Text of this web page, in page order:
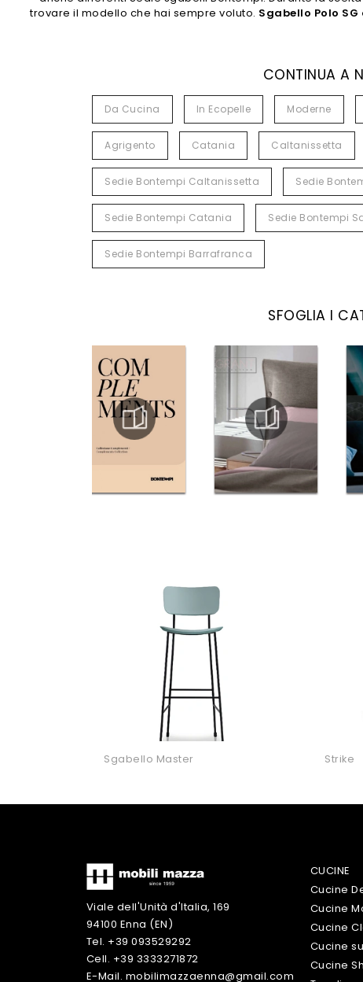
trovare il modello che hai sempre voluto. Sgabello Polo
CONTINUA A
Da Cucina In Ecopelle Moderne
Agrigento Catania Caltanissetta
Sedie Bontempi Caltanissetta Sedie
Sedie Bontempi Catania Sedie Bontempi
Sedie Bontempi Barrafranca
SFOGLIA I
Sgabello Master Strike
Viale dell'Unità d'Italia, 169
94100 Enna (EN)
Tel. +39 093529292
Cell. +39 3333271872
E-Mail. mobilimazzaenna@gmail.com
CUCINE
Cucine
Cucine
Cucine
Cucine
Cucine